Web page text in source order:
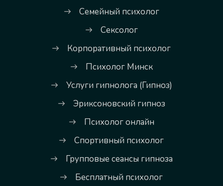
Семейный психолог
Сексолог
Корпоративный психолог
Психолог Минск
Услуги гипнолога (Гипноз)
Эриксоновский гипноз
Психолог онлайн
Спортивный психолог
Групповые сеансы гипноза
Бесплатный психолог